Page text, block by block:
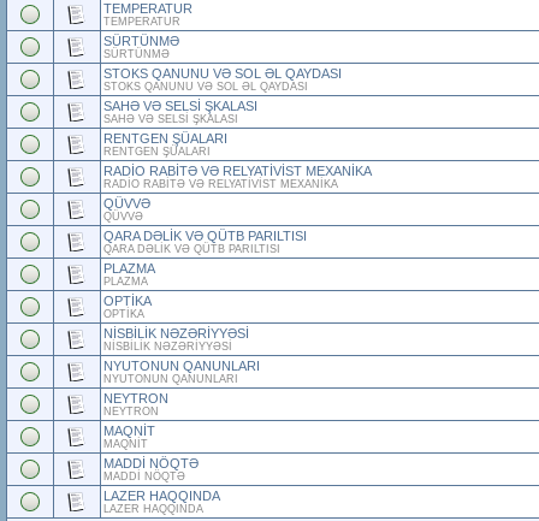
TEMPERATUR
TEMPERATUR
SÜRTÜNMƏ
SÜRTÜNMƏ
STOKS QANUNU VƏ SOL ƏL QAYDASI
STOKS QANUNU VƏ SOL ƏL QAYDASI
SAHƏ VƏ SELSİ ŞKALASI
SAHƏ VƏ SELSİ ŞKALASI
RENTGEN ŞÜALARI
RENTGEN ŞÜALARI
RADİO RABİTƏ VƏ RELYATİVİST MEXANİKA
RADİO RABİTƏ VƏ RELYATİVİST MEXANİKA
QÜVVƏ
QÜVVƏ
QARA DƏLİK VƏ QÜTB PARILTISI
QARA DƏLİK VƏ QÜTB PARILTISI
PLAZMA
PLAZMA
OPTİKA
OPTİKA
NİSBİLİK NƏZƏRİYYƏSİ
NİSBİLİK NƏZƏRİYYƏSİ
NYUTONUN QANUNLARI
NYUTONUN QANUNLARI
NEYTRON
NEYTRON
MAQNİT
MAQNİT
MADDİ NÖQTƏ
MADDİ NÖQTƏ
LAZER HAQQINDA
LAZER HAQQINDA